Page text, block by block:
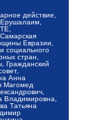
действие,
Евразии,
социального
стран,
Гражданский
Анна
Магомед
Владимировна,
Татьяна